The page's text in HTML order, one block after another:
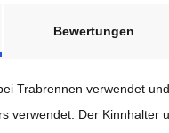
Bewertungen
Trabrennen verwendet
verwendet. Der